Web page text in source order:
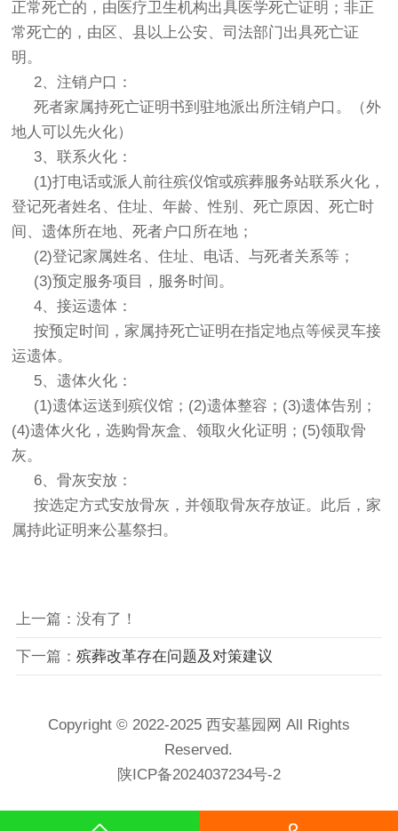
正常死亡的，由医疗卫生机构出具医学死亡证明；非正
常死亡的，由区、县以上公安、司法部门出具死亡证
明。
2、注销户口：
死者家属持死亡证明书到驻地派出所注销户口。（外
地人可以先火化）
3、联系火化：
(1)打电话或派人前往殡仪馆或殡葬服务站联系火化，
登记死者姓名、住址、年龄、性别、死亡原因、死亡时
间、遗体所在地、死者户口所在地；
(2)登记家属姓名、住址、电话、与死者关系等；
(3)预定服务项目，服务时间。
4、接运遗体：
按预定时间，家属持死亡证明在指定地点等候灵车接
运遗体。
5、遗体火化：
(1)遗体运送到殡仪馆；(2)遗体整容；(3)遗体告别；
(4)遗体火化，选购骨灰盒、领取火化证明；(5)领取骨
灰。
6、骨灰安放：
按选定方式安放骨灰，并领取骨灰存放证。此后，家
属持此证明来公墓祭扫。
上一篇：没有了！
下一篇： 殡葬改革存在问题及对策建议
Copyright © 2022-2025 西安墓园网 All Rights
Reserved.
陕ICP备2024037234号-2